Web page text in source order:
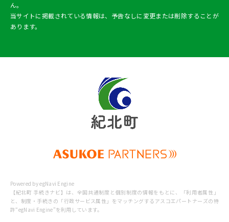
ん。
当サイトに掲載されている情報は、予告なしに変更または削除することが
あります。
Powered by egNavi Engine
【紀北町 手続きナビ】は、全国共通制度と個別制度の情報をもとに、
「利用者属性」
と、制度・手続きの「行政サービス属性」をマッチングするアスコエパートナーズの特
許“egNavi Engine”を利用しています。